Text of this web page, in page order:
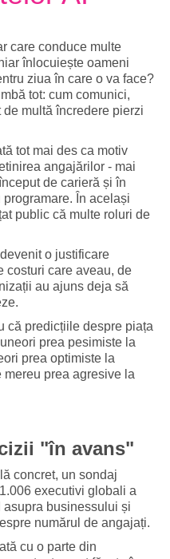
care conduce multe
înlocuiește oameni
ziua în care o va face?
tot: cum comunici,
multă încredere pierzi
tot mai des ca motiv
angajărilor - mai
de carieră și în
În același
public că multe roluri de
o justificare
costuri care aveau, de
au ajuns deja să
că predicțiile despre piața
prea pesimiste la
prea optimiste la
prea agresive la
"în avans"
concret, un sondaj
executivi globali a
asupra businessului și
numărul de angajați.
cu o parte din